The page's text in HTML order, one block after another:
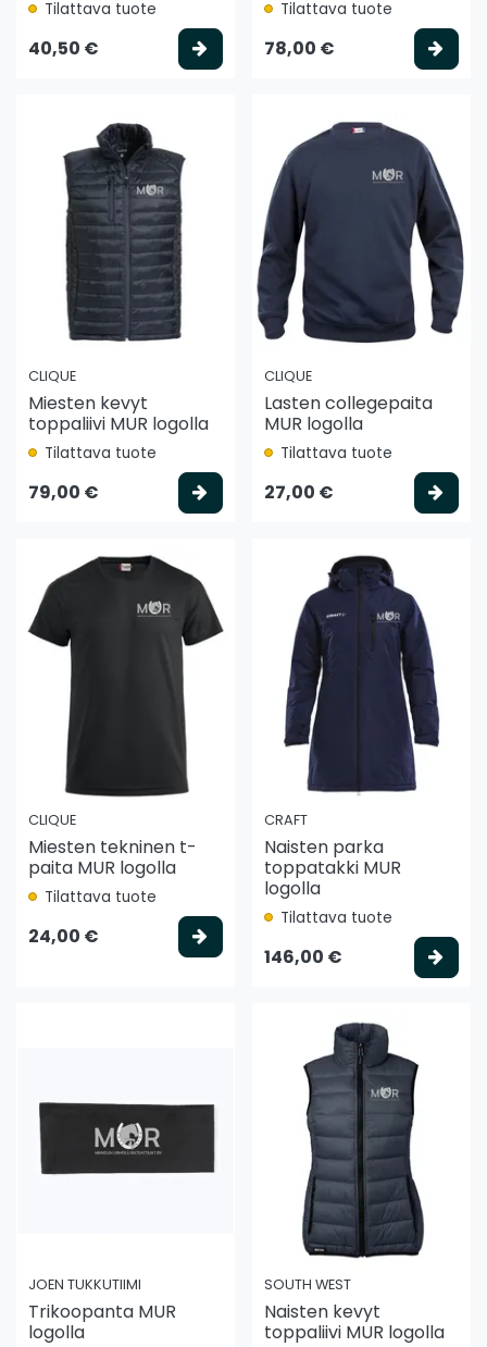
Tilattava tuote
40,50 € Valitse vaihtoehto
Tilattava tuote
78,00 €
CLIQUE
Miesten kevyt
toppaliivi MUR logolla
Tilattava tuote
79,00 € Valitse vaihtoehto
CLIQUE
Lasten collegepaita
MUR logolla
Tilattava tuote
27,00 €
CLIQUE
Miesten tekninen t-
paita MUR logolla
Tilattava tuote
24,00 €
CRAFT
Naisten parka
toppatakki MUR
logolla
Tilattava tuote
146,00 €
JOEN TUKKUTIIMI
Trikoopanta MUR
logolla
SOUTH WEST
Naisten kevyt
toppaliivi MUR logolla